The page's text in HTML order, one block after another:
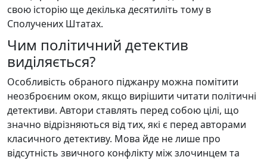
свою історію ще декілька десятиліть тому в
Сполучених Штатах.
Чим політичний детектив
виділяється?
Особливість обраного піджанру можна помітити
неозброєним оком, якщо вирішити читати політичні
детективи. Автори ставлять перед собою цілі, що
значно відрізняються від тих, які є перед авторами
класичного детективу. Мова йде не лише про
відсутність звичного конфлікту між злочинцем та